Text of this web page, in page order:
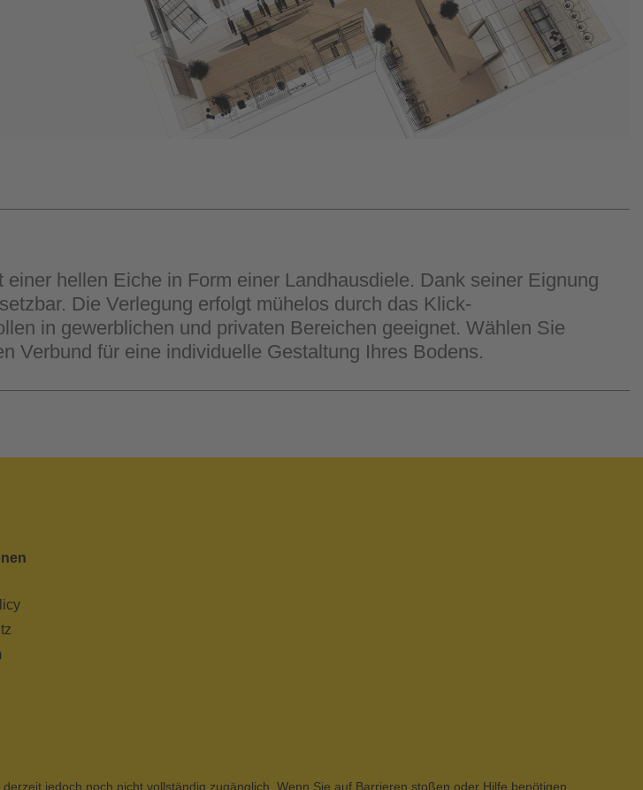
hellen Eiche in Form einer Landhausdiele. Dank seiner Eignung
Die Verlegung erfolgt mühelos durch das Klick-
in gewerblichen und privaten Bereichen geeignet. Wählen Sie
Verbund für eine individuelle Gestaltung Ihres Bodens.
jedoch noch nicht vollständig zugänglich. Wenn Sie auf Barrieren stoßen oder Hilfe benötigen,